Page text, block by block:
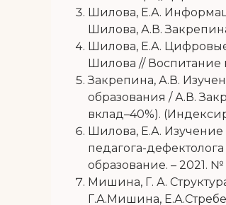
Шилова, Е.А.
Шилова, А.В.
Шилова, Е.А.
Шилова // Воспитание
Закрепина, А.В.
образования / А.В.
вклад–40%).
Шилова, Е.А. Изучение
педагога-
образование. – 2021. №
Мишина, Г. А.
Г.А.Мишина,